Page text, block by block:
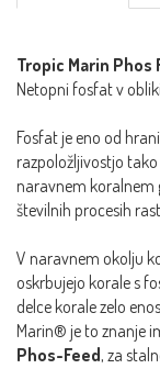
Tropic Marin Phos
Netopni fosfat v
Fosfat je eno od
razpoložljivostjo
naravnem koralnem
številnih procesih
V naravnem okolju
oskrbujejo korale s
delce korale zelo
Marin® je to znanje
Phos-Feed, za